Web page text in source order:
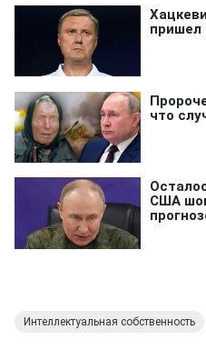
Интеллектуальная собственность